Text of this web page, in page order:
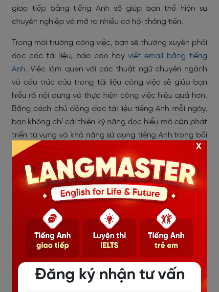
giao tiếp bằng tiếng Anh sẽ giúp bạn thể hiện sự
chuyên nghiệp và mở ra nhiều cơ hội thăng tiến.
Trong môi trường công việc, bạn sẽ thường xuyên phải
đọc các tài liệu, báo cáo hayviết email bằng tiếng
Anh. Việc làm quen với các thuật ngữ chuyên ngành
và cấu trúc câu trong tài liệu công việc sẽ giúp bạn
hiểu rõ nội dung và thực hiện công việc hiệu quả hơn.
Bằng cách chủ động đọc tài liệu tiếng Anh mỗi ngày,
bạn không chỉ cải thiện kỹ năng đọc hiểu mà còn phát
triển từ vựng và khả năng sử dụng tiếng Anh trong bối
cảnh chuyên môn.
Đăng ký nhận tư vấn
x